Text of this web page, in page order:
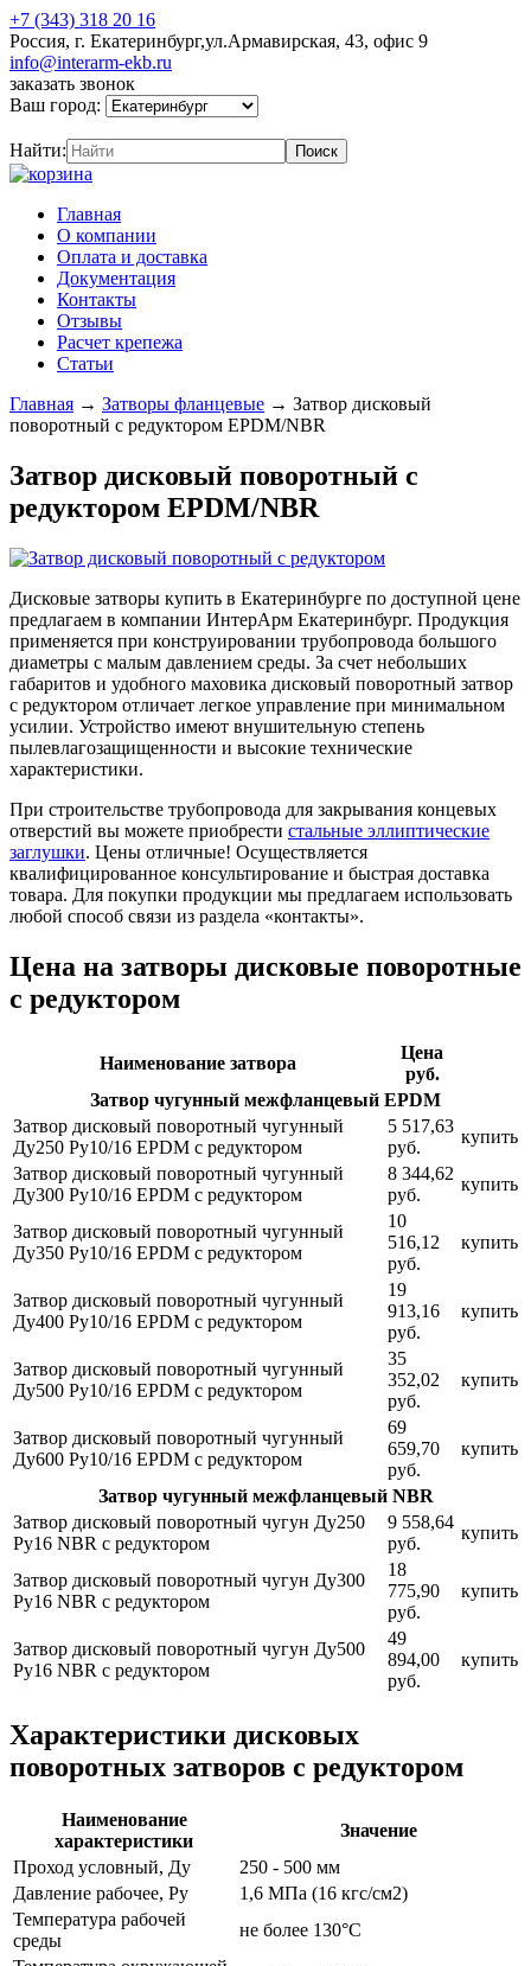
+7 (343) 318 20 16
Россия, г. Екатеринбург,ул.Армавирская, 43, офис 9
info@interarm-ekb.ru
заказать звонок
Ваш город:
Найти:
Главная
О компании
Оплата и доставка
Документация
Контакты
Отзывы
Расчет крепежа
Статьи
Главная → Затворы фланцевые → Затвор дисковый
поворотный с редуктором EPDM/NBR
Затвор дисковый поворотный с
редуктором EPDM/NBR
Дисковые затворы купить в Екатеринбурге по доступной цене
предлагаем в компании ИнтерАрм Екатеринбург. Продукция
применяется при конструировании трубопровода большого
диаметры с малым давлением среды. За счет небольших
габаритов и удобного маховика дисковый поворотный затвор
с редуктором отличает легкое управление при минимальном
усилии. Устройство имеют внушительную степень
пылевлагозащищенности и высокие технические
характеристики.
При строительстве трубопровода для закрывания концевых
отверстий вы можете приобрести стальные эллиптические
заглушки. Цены отличные! Осуществляется
квалифицированное консультирование и быстрая доставка
товара. Для покупки продукции мы предлагаем использовать
любой способ связи из раздела «контакты».
Цена на затворы дисковые поворотные
с редуктором
Наименование затвора
Цена
руб.
Затвор чугунный межфланцевый EPDM
Затвор дисковый поворотный чугунный
Ду250 Ру10/16 EPDM с редуктором
5 517,63
руб.
купить
Затвор дисковый поворотный чугунный
Ду300 Ру10/16 EPDM с редуктором
8 344,62
руб.
купить
Затвор дисковый поворотный чугунный
Ду350 Ру10/16 EPDM с редуктором
10
516,12
руб.
купить
Затвор дисковый поворотный чугунный
Ду400 Ру10/16 EPDM с редуктором
19
913,16
руб.
купить
Затвор дисковый поворотный чугунный
Ду500 Ру10/16 EPDM с редуктором
35
352,02
руб.
купить
Затвор дисковый поворотный чугунный
Ду600 Ру10/16 EPDM с редуктором
69
659,70
руб.
купить
Затвор чугунный межфланцевый NBR
Затвор дисковый поворотный чугун Ду250
Ру16 NBR с редуктором
9 558,64
руб.
купить
Затвор дисковый поворотный чугун Ду300
Ру16 NBR с редуктором
18
775,90
руб.
купить
Затвор дисковый поворотный чугун Ду500
Ру16 NBR с редуктором
49
894,00
руб.
купить
Характеристики дисковых
поворотных затворов с редуктором
Наименование
характеристики
Значение
Проход условный, Ду
250 - 500 мм
Давление рабочее, Ру
1,6 МПа (16 кгс/см2)
Температура рабочей
среды
не более 130°С